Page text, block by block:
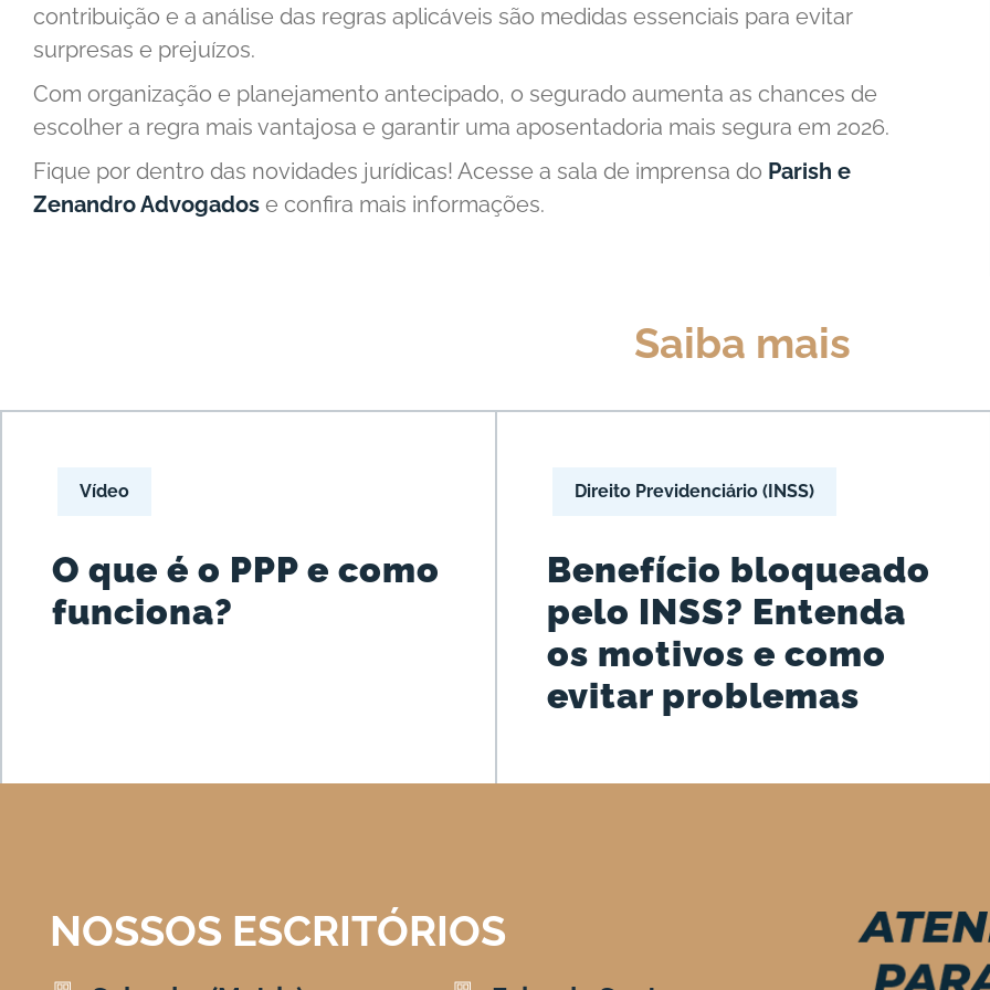
contribuição e a análise das regras aplicáveis são medidas essenciais para evitar
surpresas e prejuízos.
Com organização e planejamento antecipado, o segurado aumenta as chances de
escolher a regra mais vantajosa e garantir uma aposentadoria mais segura em 2026.
Fique por dentro das novidades jurídicas! Acesse a sala de imprensa do Parish e
Zenandro Advogados e confira mais informações.
Saiba mais
Vídeo
O que é o PPP e como
funciona?
Direito Previdenciário (INSS)
Benefício bloqueado
pelo INSS? Entenda
os motivos e como
evitar problemas
NOSSOS ESCRITÓRIOS